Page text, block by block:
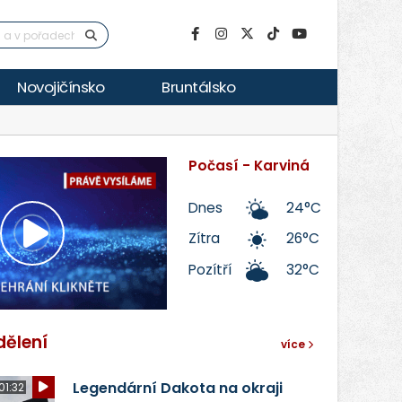
Novojičínsko Bruntálsko
Přehrát
video
Počasí - Karviná
Dnes
24°C
Zítra
26°C
Pozítří
32°C
více
Legendární Dakota na okraji